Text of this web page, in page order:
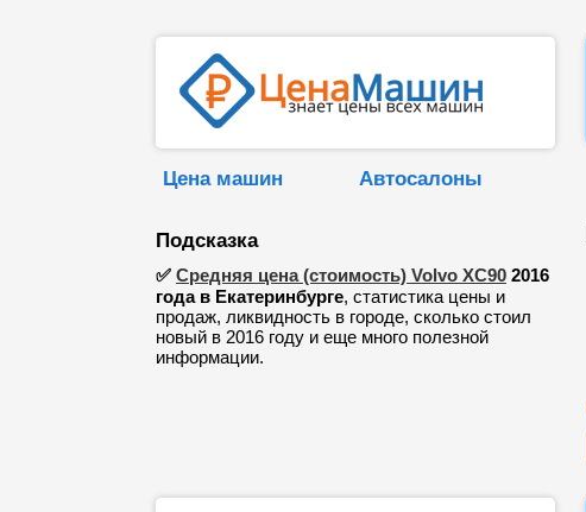
Цена машин Автосалоны
Подсказка
✅ Средняя цена (стоимость) Volvo XC90 2016
года в Екатеринбурге, статистика цены и
продаж, ликвидность в городе, сколько стоил
новый в 2016 году и еще много полезной
информации.